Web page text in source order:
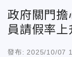
政府關門
員請假率
發布: 2025/10/07